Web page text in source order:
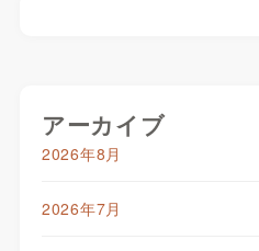
アーカイブ
2026年8月
2026年7月